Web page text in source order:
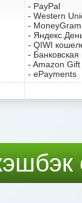
- PayPal
- Western
- MoneyGram
-
- QIWI
-
- Amazon
- ePayments